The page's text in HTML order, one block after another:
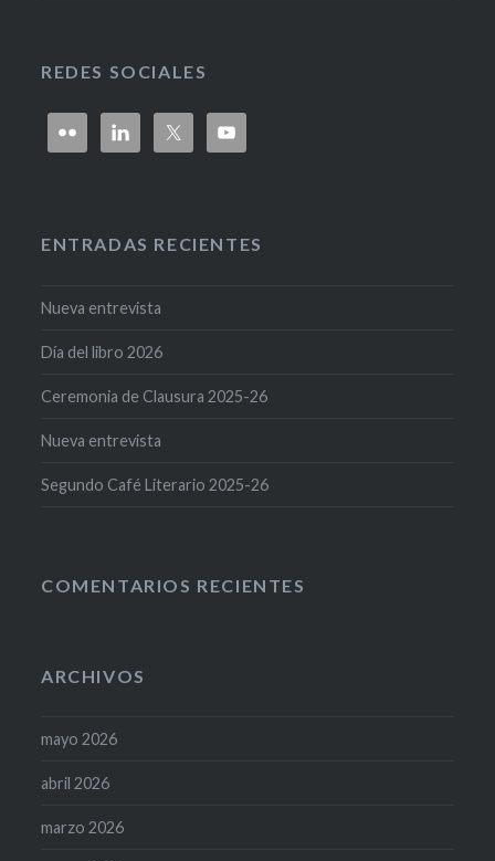
REDES SOCIALES
ENTRADAS RECIENTES
Nueva entrevista
Día del libro 2026
Ceremonia de Clausura 2025-26
Nueva entrevista
Segundo Café Literario 2025-26
COMENTARIOS RECIENTES
ARCHIVOS
mayo 2026
abril 2026
marzo 2026